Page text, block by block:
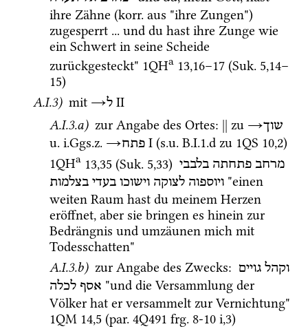
ihre Zähne (korr. aus "ihre Zungen")
zugesperrt ... und du hast ihre Zunge wie
ein Schwert in seine Scheide
zurückgesteckt" 1QHa 13,16–17 (Suk. 5,14–
15)
A.I.3) mit →ל ‎ II
A.I.3.a) zur Angabe des Ortes: || zu →שוך
u. i.Ggs.z. →פתח ‎ I (s.u. B.I.1.d zu 1QS 10,2
1QHa 13,35 (Suk. 5,33) מרחב פתחתה בלבבי
ויוספוה לצוקה וישוכו בעדי בצלמות
"einen
weiten Raum hast du meinem Herzen
eröffnet, aber sie bringen es hinein zur
Bedrängnis und umzäunen mich mit
Todesschatten"
A.I.3.b) zur Angabe des Zwecks: וקהל גויים
אסף לכלה
"und die Versammlung der
1QM 14,5 (par. 4Q491 frg. 8-10 i,3)